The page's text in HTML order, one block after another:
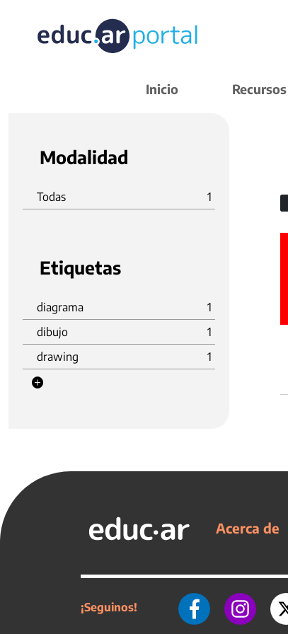
Inicio Recursos
Modalidad
Todas 1
Etiquetas
diagrama
1
dibujo
1
drawing
1
Acerca de
¡Seguinos!